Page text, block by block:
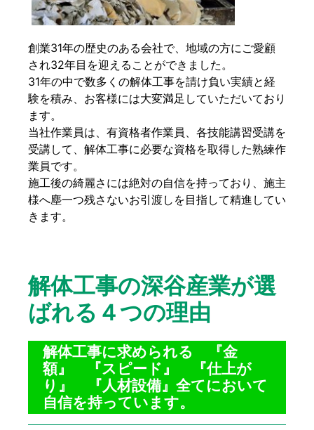
創業31年の歴史のある会社で、地域の方にご愛顧
され32年目を迎えることができました。
31年の中で数多くの解体工事を請け負い実績と経
験を積み、お客様には大変満足していただいており
ます。
当社作業員は、有資格者作業員、各技能講習受講を
受講して、解体工事に必要な資格を取得した熟練作
業員です。
施工後の綺麗さには絶対の自信を持っており、施主
様へ塵一つ残さないお引渡しを目指して精進してい
きます。
解体工事の深谷産業が選
ばれる４つの理由
解体工事に求められる 『金
額』 『スピード』 『仕上が
り』 『人材設備』全てにおいて
自信を持っています。